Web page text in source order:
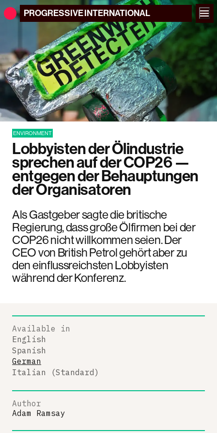
PROGRESSIVEINTERNATIONAL
ENVIRONMENT
Lobbyisten der Ölindustrie
sprechen auf der COP26 —
entgegen der Behauptungen
der Organisatoren
Als Gastgeber sagte die britische
Regierung, dass große Ölfirmen bei der
COP26 nicht willkommen seien. Der
CEO von British Petrol gehört aber zu
den einflussreichsten Lobbyisten
während der Konferenz.
Available in
English
Spanish
German
Italian (Standard)
Author
Adam Ramsay